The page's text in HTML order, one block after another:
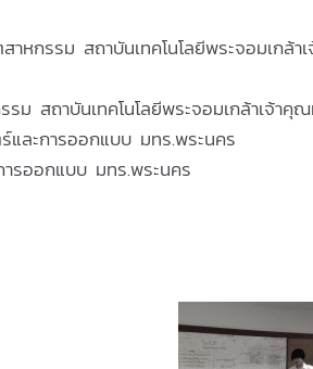
กรรม สถาบันเทคโนโลยีพระจอมเกล้า
สถาบันเทคโนโลยีพระจอมเกล้าเจ้าคุ
ละการออกแบบ มทร.พระนคร
รออกแบบ มทร.พระนคร